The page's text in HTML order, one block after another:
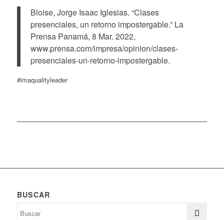
Bloise, Jorge Isaac Iglesias. “Clases
presenciales, un retorno impostergable.” La
Prensa Panamá, 8 Mar. 2022,
www.prensa.com/impresa/opinion/clases-
presenciales-un-retorno-impostergable.
#imaqualityleader
BUSCAR